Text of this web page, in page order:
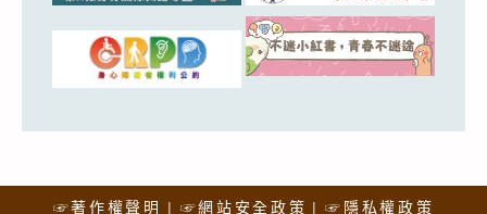
☞著作權聲明 ☞網站安全政策 ☞隱私權政策